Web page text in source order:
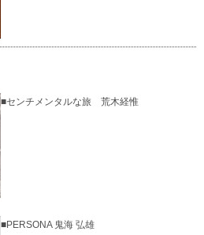
■センチメンタルな旅 荒木経惟
■PERSONA 鬼海 弘雄